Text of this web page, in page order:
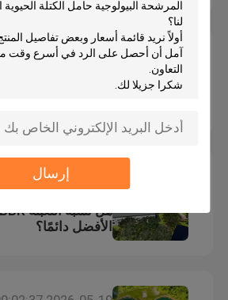
إرسال
وسائل المرشحات البلاستيكية
وسائل المرشح العائمة
الوسائط المرشحة K1
مفاعل الفيلم الحيوي
وسائل تصفية كالدنز
2026-05-20 17:14:07
2026-05-20 08:51:42
الأفضل دائمًا؟